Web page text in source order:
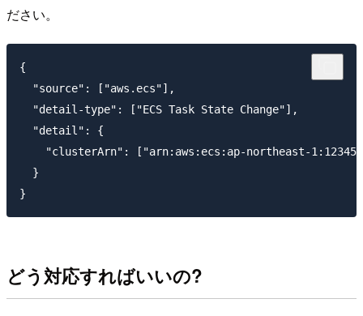
ださい。
{
  "source": ["aws.ecs"],
  "detail-type": ["ECS Task State Change"],
  "detail": {
"clusterArn": ["arn:aws:ecs:ap-northeast-
  }
どう対応すればいいの?